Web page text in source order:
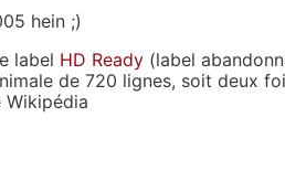
hein ;)
label HD Ready (label
de 720 lignes, soit deux
Wikipédia